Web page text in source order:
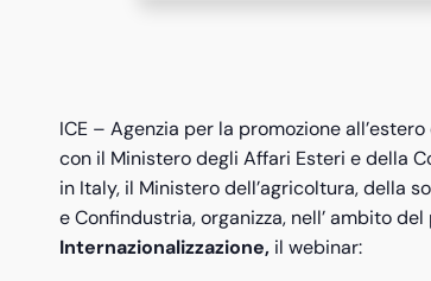
ICE – Agenzia per la promozione
con il Ministero degli Affari Esteri e della
in Italy, il Ministero dell’agricoltura, della
e Confindustria, organizza, nell’ ambito
Internazionalizzazione, il webinar: